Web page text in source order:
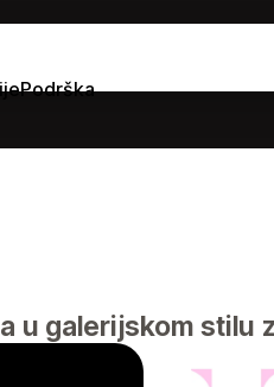
Podrška
u galerijskom stilu